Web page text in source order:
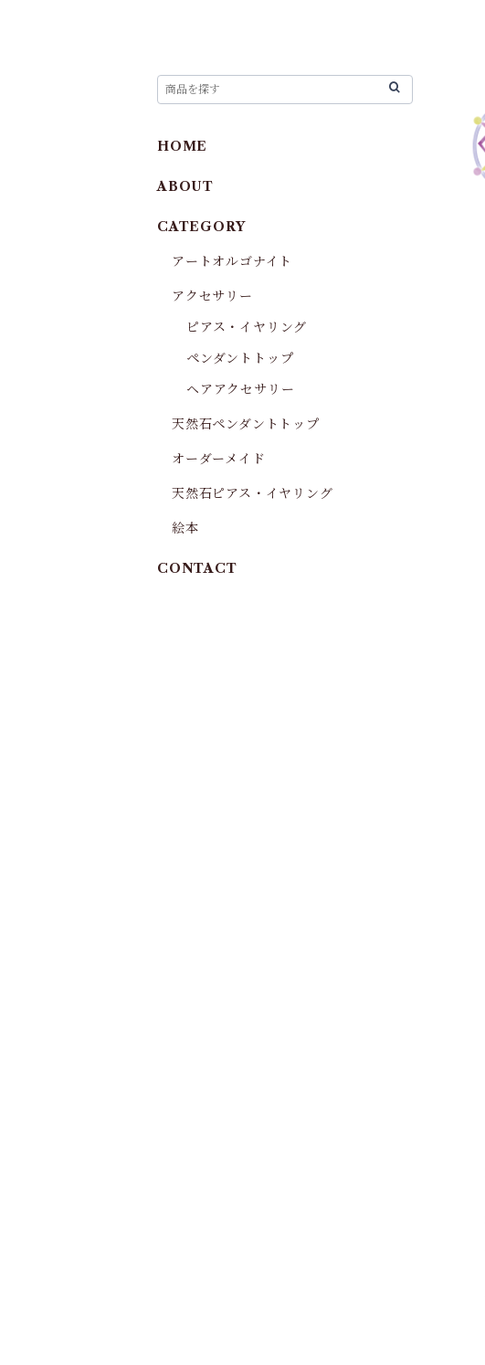
HOME
ABOUT
CATEGORY
アートオルゴナイト
アクセサリー
ピアス・イヤリング
ペンダントトップ
ヘアアクセサリー
天然石ペンダントトップ
オーダーメイド
天然石ピアス・イヤリング
絵本
CONTACT